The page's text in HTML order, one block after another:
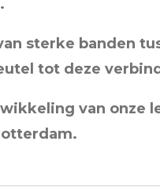
sterke banden
tot deze
van onze